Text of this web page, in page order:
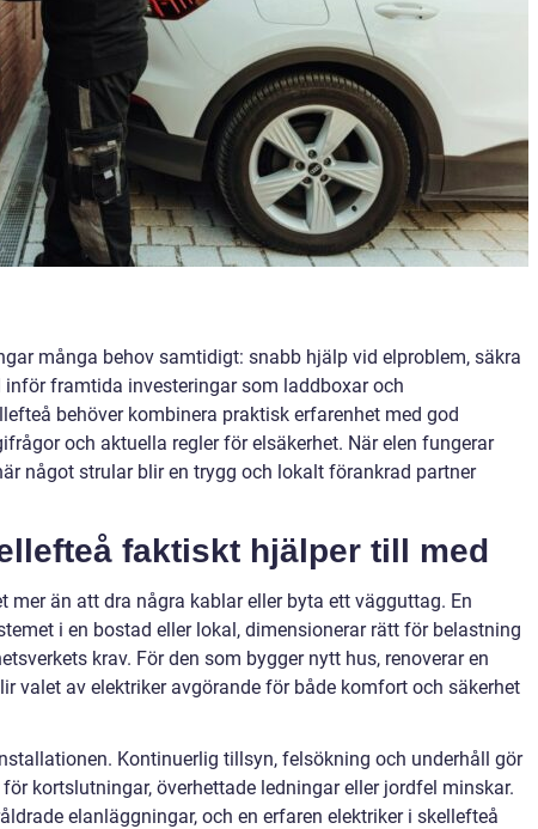
många behov samtidigt: snabb hjälp vid elproblem, säkra
framtida investeringar som laddboxar och
behöver kombinera praktisk erfarenhet med god
och aktuella regler för elsäkerhet. När elen fungerar
något strular blir en trygg och lokalt förankrad partner
faktiskt hjälper till med
än att dra några kablar eller byta ett vägguttag. En
i en bostad eller lokal, dimensionerar rätt för belastning
krav. För den som bygger nytt hus, renoverar en
valet av elektriker avgörande för både komfort och säkerhet
Kontinuerlig tillsyn, felsökning och underhåll gör
kortslutningar, överhettade ledningar eller jordfel minskar.
elanläggningar, och en erfaren elektriker i skellefteå